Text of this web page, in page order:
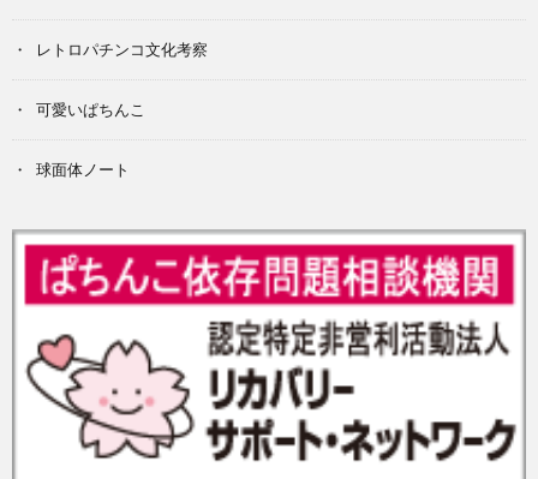
レトロパチンコ文化考察
可愛いぱちんこ
球面体ノート